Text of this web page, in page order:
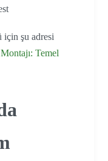
için şu adresi
Temel